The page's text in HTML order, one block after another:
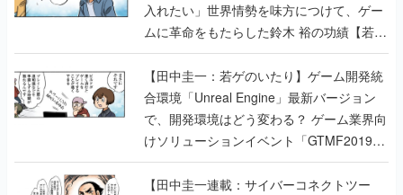
入れたい」世界情勢を味方につけて、ゲー
ムに革命をもたらした鈴木 裕の功績【若ゲ
のいたり】
【田中圭一：若ゲのいたり】ゲーム開発統
合環境「Unreal Engine」最新バージョン
で、開発環境はどう変わる？ ゲーム業界向
けソリューションイベント「GTMF2019」
に行って、より理解を深めよう【PR】
【田中圭一連載：サイバーコネクトツー